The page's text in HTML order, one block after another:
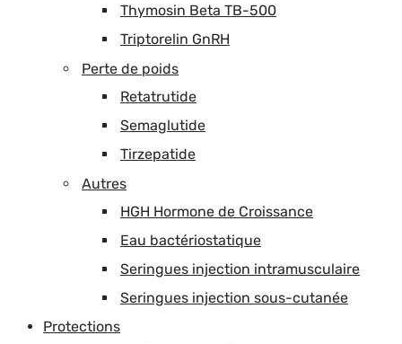
Thymosin Beta TB-500
Triptorelin GnRH
Perte de poids
Retatrutide
Semaglutide
Tirzepatide
Autres
HGH Hormone de Croissance
Eau bactériostatique
Seringues injection intramusculaire
Seringues injection sous-cutanée
Protections